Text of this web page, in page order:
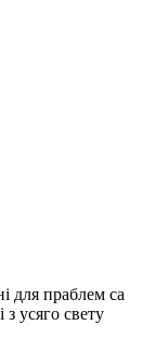
для праблем са
усяго свету